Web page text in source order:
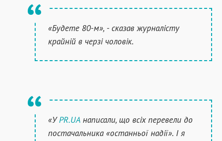
«Будете 80-м», - сказав журналісту
крайній в черзі чоловік.
«УPR.UA написали, що всіх перевели до
постачальника «останньої надії». І я